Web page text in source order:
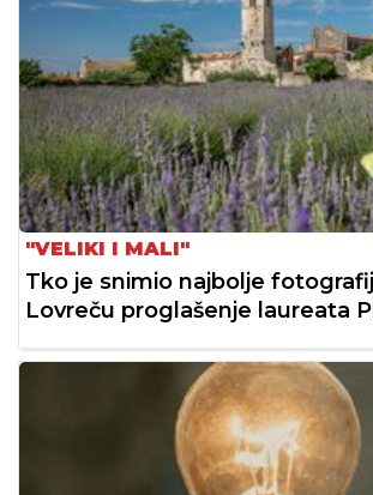
"VELIKI I MALI"
Tko je snimio najbolje
Lovreču proglašenje laureata